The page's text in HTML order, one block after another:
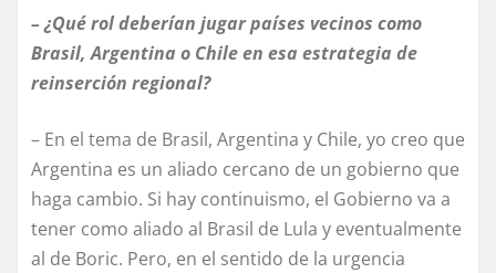
– ¿Qué rol deberían jugar países vecinos como
Brasil, Argentina o Chile en esa estrategia de
reinserción regional?
– En el tema de Brasil, Argentina y Chile, yo creo que
Argentina es un aliado cercano de un gobierno que
haga cambio. Si hay continuismo, el Gobierno va a
tener como aliado al Brasil de Lula y eventualmente
al de Boric. Pero, en el sentido de la urgencia